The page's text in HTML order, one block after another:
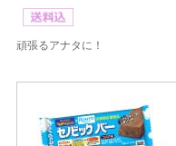
頑張るアナタに！